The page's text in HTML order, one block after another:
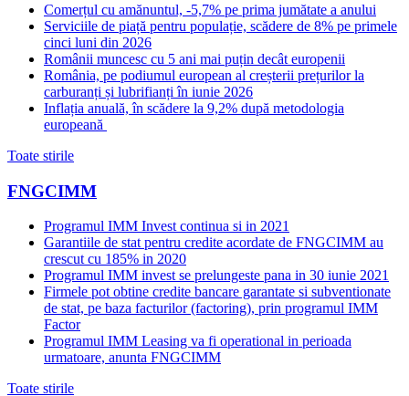
Comerțul cu amănuntul, -5,7% pe prima jumătate a anului
Serviciile de piață pentru populație, scădere de 8% pe primele
cinci luni din 2026
Românii muncesc cu 5 ani mai puțin decât europenii
România, pe podiumul european al creșterii prețurilor la
carburanți și lubrifianți în iunie 2026
Inflația anuală, în scădere la 9,2% după metodologia
europeană
Toate stirile
FNGCIMM
Programul IMM Invest continua si in 2021
Garantiile de stat pentru credite acordate de FNGCIMM au
crescut cu 185% in 2020
Programul IMM invest se prelungeste pana in 30 iunie 2021
Firmele pot obtine credite bancare garantate si subventionate
de stat, pe baza facturilor (factoring), prin programul IMM
Factor
Programul IMM Leasing va fi operational in perioada
urmatoare, anunta FNGCIMM
Toate stirile